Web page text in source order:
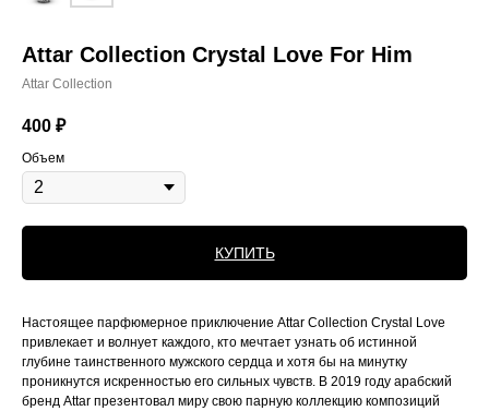
Attar Collection Crystal Love For Him
Attar Collection
400 ₽
Объем
КУПИТЬ
Настоящее парфюмерное приключение Attar Collection Crystal Love
привлекает и волнует каждого, кто мечтает узнать об истинной
глубине таинственного мужского сердца и хотя бы на минутку
проникнутся искренностью его сильных чувств. В 2019 году арабский
бренд Attar презентовал миру свою парную коллекцию композиций